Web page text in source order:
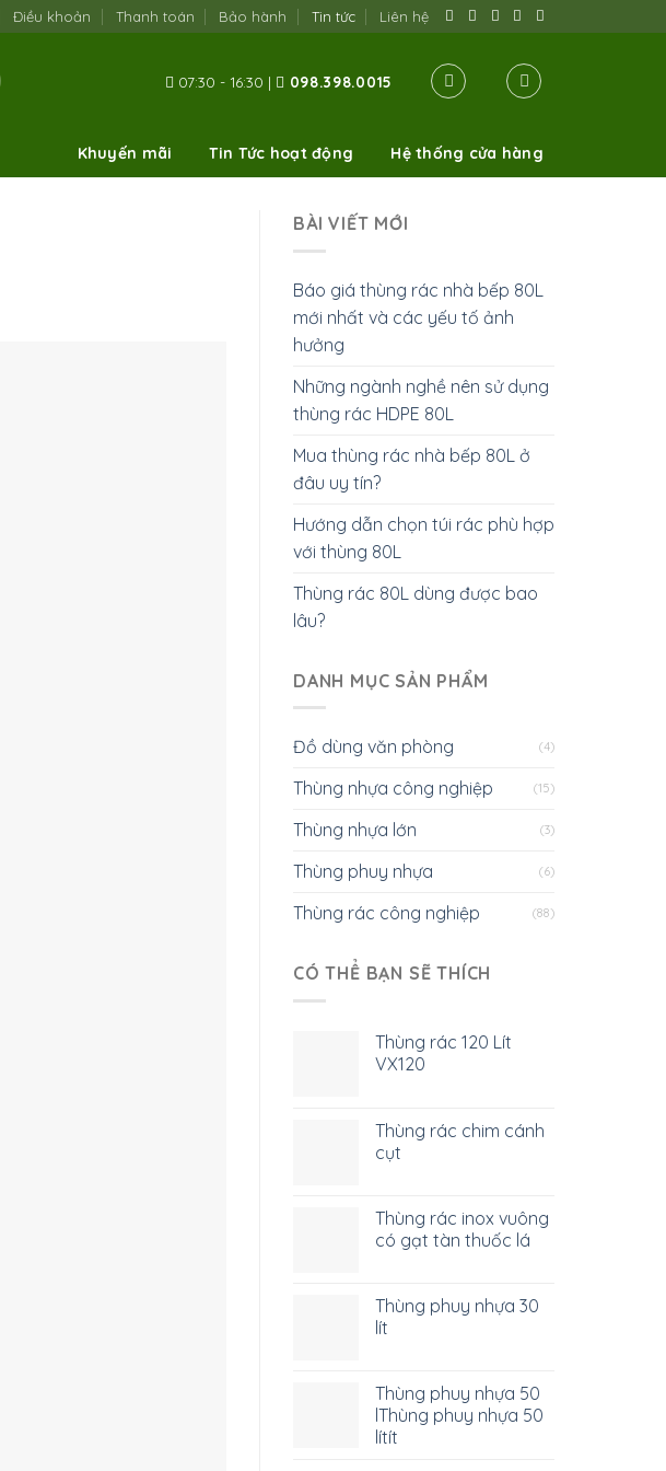
Điều khoản Thanh toán Bảo hành Tin tức Liên hệ
07:30 - 16:30 | 098.398.0015
Khuyến mãi Tin Tức hoạt động Hệ thống cửa hàng
BÀI VIẾT MỚI
Báo giá thùng rác nhà bếp 80L
mới nhất và các yếu tố ảnh
hưởng
Những ngành nghề nên sử dụng
thùng rác HDPE 80L
Mua thùng rác nhà bếp 80L ở
đâu uy tín?
Hướng dẫn chọn túi rác phù hợp
với thùng 80L
Thùng rác 80L dùng được bao
lâu?
DANH MỤC SẢN PHẨM
Đồ dùng văn phòng (4)
Thùng nhựa công nghiệp (15)
Thùng nhựa lớn (3)
Thùng phuy nhựa (6)
Thùng rác công nghiệp (88)
CÓ THỂ BẠN SẼ THÍCH
Thùng rác 120 Lít
VX120
Thùng rác chim cánh
cụt
Thùng rác inox vuông
có gạt tàn thuốc lá
Thùng phuy nhựa 30
lít
Thùng phuy nhựa 50
lThùng phuy nhựa 50
lítít